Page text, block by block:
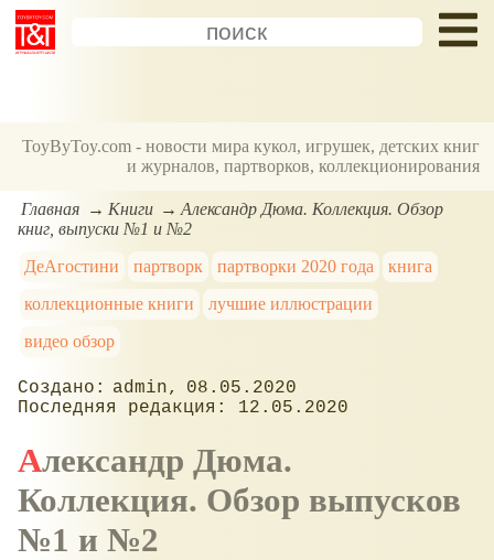
ToyByToy.com - новости мира кукол, игрушек, детских книг
и журналов, партворков, коллекционирования
Главная Книги
Александр Дюма. Коллекция. Обзор
книг, выпуски №1 и №2
ДеАгостини
партворк партворки 2020 года
книга
коллекционные книги
лучшие иллюстрации
видео обзор
admin
08.05.2020
12.05.2020
Александр Дюма.
Коллекция. Обзор выпусков
№1 и №2